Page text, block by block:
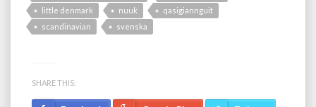
little denmark
nuuk
qasigiannguit
scandinavian
svenska
SHARE THIS: